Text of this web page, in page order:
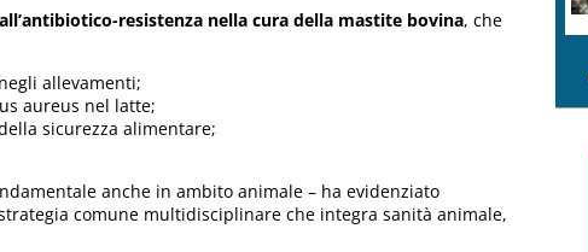
resistenza nella cura della mastite bovina, che
allevamenti;
aureus nel latte;
sicurezza alimentare;
anche in ambito animale – ha evidenziato
comune multidisciplinare che integra sanità animale,